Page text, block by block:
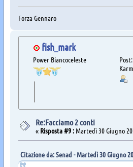
Forza Gennaro
fish_mark
Power Biancoceleste
Re:Facciamo 2 conti
« Risposta #9 :Martedì 30 Giugno
Citazione da: Senad - Martedì 30 Giugno